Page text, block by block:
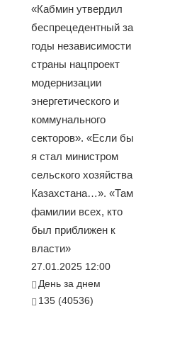
«Кабмин утвердил
беспрецедентный за
годы независимости
страны нацпроект
модернизации
энергетического и
коммунального
секторов». «Если бы
я стал министром
сельского хозяйства
Казахстана…». «Там
фамилии всех, кто
был приближен к
власти»
27.01.2025 12:00
День за днем
135 (40536)